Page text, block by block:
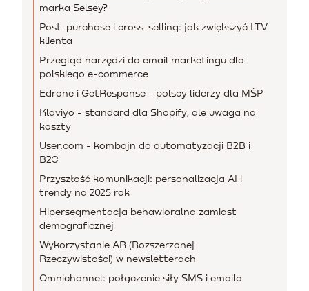
marka Selsey?
Post-purchase i cross-selling: jak zwiększyć LTV
klienta
Przegląd narzędzi do email marketingu dla
polskiego e-commerce
Edrone i GetResponse - polscy liderzy dla MŚP
Klaviyo - standard dla Shopify, ale uwaga na
koszty
User.com - kombajn do automatyzacji B2B i
B2C
Przyszłość komunikacji: personalizacja AI i
trendy na 2025 rok
Hipersegmentacja behawioralna zamiast
demograficznej
Wykorzystanie AR (Rozszerzonej
Rzeczywistości) w newsletterach
Omnichannel: połączenie siły SMS i emaila